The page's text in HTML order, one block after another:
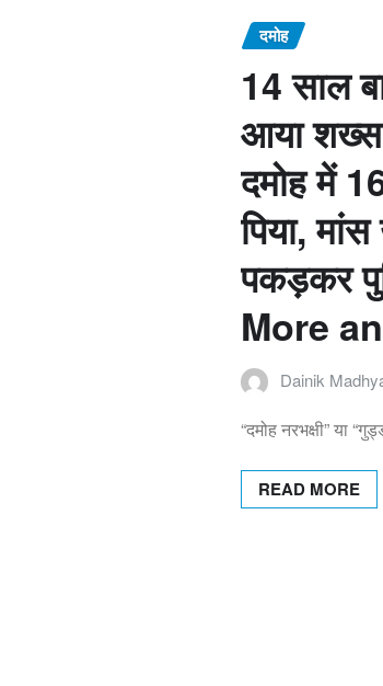
दमोह
14 साल
आया शख्स
दमोह में
पिया,
पकड़कर
More
Dainik
“दमोह नरभक्षी” या
READ MORE